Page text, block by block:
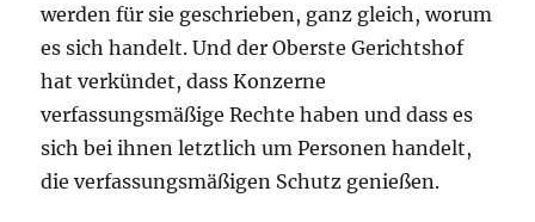
werden für sie geschrieben, ganz gleich, worum
es sich handelt. Und der Oberste Gerichtshof
hat verkündet, dass Konzerne
verfassungsmäßige Rechte haben und dass es
sich bei ihnen letztlich um Personen handelt,
die verfassungsmäßigen Schutz genießen.